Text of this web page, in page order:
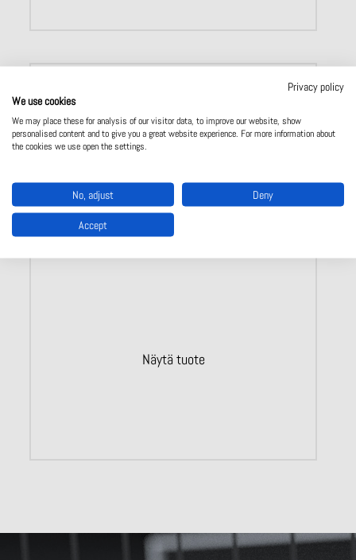
Näytä tuote
Privacy policy
We use cookies
We may place these for analysis of our visitor data, to improve our website, show
personalised content and to give you a great website experience. For more information about
the cookies we use open the settings.
No, adjust Deny
Accept